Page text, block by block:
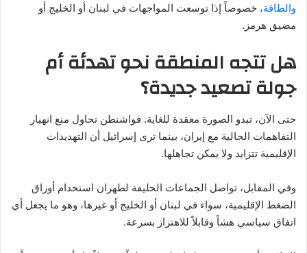
والطاقة، خصوصاً إذا توسعت المواجهات في لبنان أو الخليج أو
مضيق هرمز.
هل تتجه المنطقة نحو تهدئة أم
جولة تصعيد جديدة؟
حتى الآن، تبدو الصورة معقدة للغاية. فواشنطن تحاول منع انهيار
التفاهمات الحالية مع إيران، بينما ترى إسرائيل أن التهديدات
الإقليمية تتزايد ولا يمكن تجاهلها.
وفي المقابل، تواصل الجماعات الحليفة لطهران استخدام أوراق
الضغط الإقليمية، سواء في لبنان أو الخليج أو غيرها، وهو ما يجعل أي
اتفاق سياسي هشاً وقابلاً للاهتزاز بسرعة.